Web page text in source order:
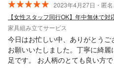
2023年4月27日・匿名
家具組み立てサービス
今日はお忙しい中、ありがとう
お願いいたしました。丁寧に綺
足です。 お人柄のとても良い方